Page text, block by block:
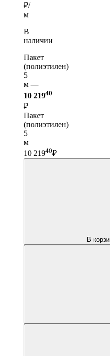
₽/
м
В
наличии
Пакет
(полиэтилен)
5
м —
10 21940
₽
Пакет
(полиэтилен)
5
м
10 21940₽
В